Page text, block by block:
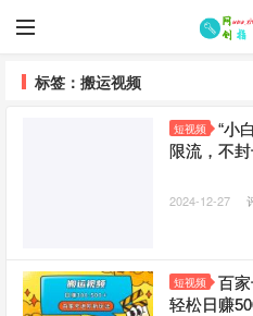
标签：搬运视频
短视频
“小
限流，不
2024-12-27
短视频
百
轻松日赚